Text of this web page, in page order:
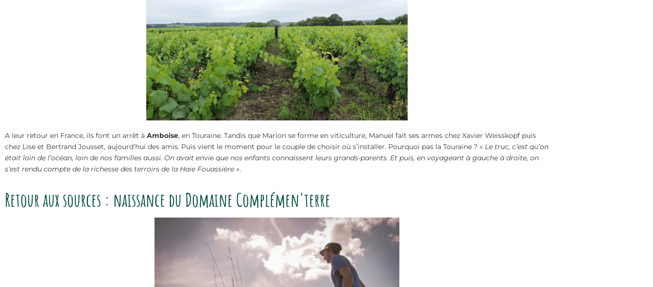
A leur retour en France, ils font un arrêt à Amboise, en Touraine. Tandis que Marion se forme en viticulture, Manuel fait ses armes chez Xavier Weisskopf puis
chez Lise et Bertrand Jousset, aujourd’hui des amis. Puis vient le moment pour le couple de choisir où s’installer. Pourquoi pas la Touraine ? « Le truc, c’est qu’on
était loin de l’océan, loin de nos familles aussi. On avait envie que nos enfants connaissent leurs grands-parents. Et puis, en voyageant à gauche à droite, on
s’est rendu compte de la richesse des terroirs de la Haie Fouassière ».
Retour aux sources : naissance du Domaine Complémen'terre